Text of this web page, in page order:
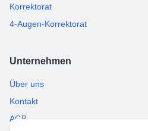
Korrektorat
4-Augen-Korrektorat
Unternehmen
Über uns
Kontakt
AGB